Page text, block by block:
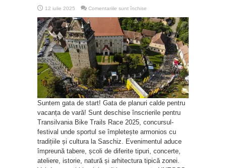
12 iulie 2025 Comentariile sunt închise
de
start?
Hai
cu
noi
la
TBT
Race
2025!
Suntem gata de start! Gata de planuri calde pentru
vacanța de vară! Sunt deschise înscrierile pentru
Transilvania Bike Trails Race 2025, concursul-
festival unde sportul se împletește armonios cu
tradițiile și cultura la Saschiz. Evenimentul aduce
împreună tabere, școli de diferite tipuri, concerte,
ateliere, istorie, natură și arhitectura tipică zonei.